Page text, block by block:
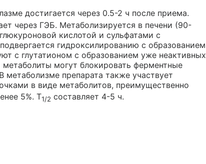
достигается через 0.5-2 ч после приема.
через ГЭБ. Метаболизируется в печени (90-
кислотой и сульфатами с
гидроксилированию с образованием
с глутатионом с образованием уже неактивных
метаболиты могут блокировать ферментные
препарата также участвует
в виде метаболитов, преимущественно
5%. T1/2 составляет 4-5 ч.